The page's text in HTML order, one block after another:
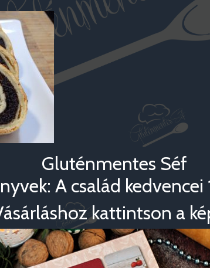
Gluténmentes Séf
A család kedvencei
kattintson a